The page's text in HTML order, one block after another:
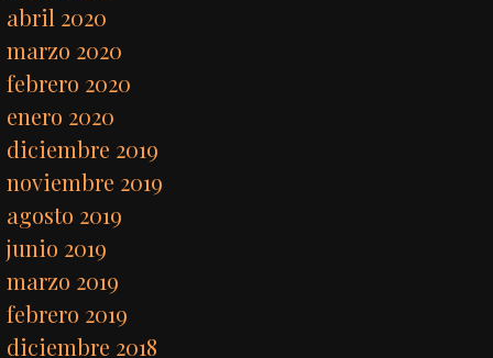
abril 2020
marzo 2020
febrero 2020
enero 2020
diciembre 2019
noviembre 2019
agosto 2019
junio 2019
marzo 2019
febrero 2019
diciembre 2018